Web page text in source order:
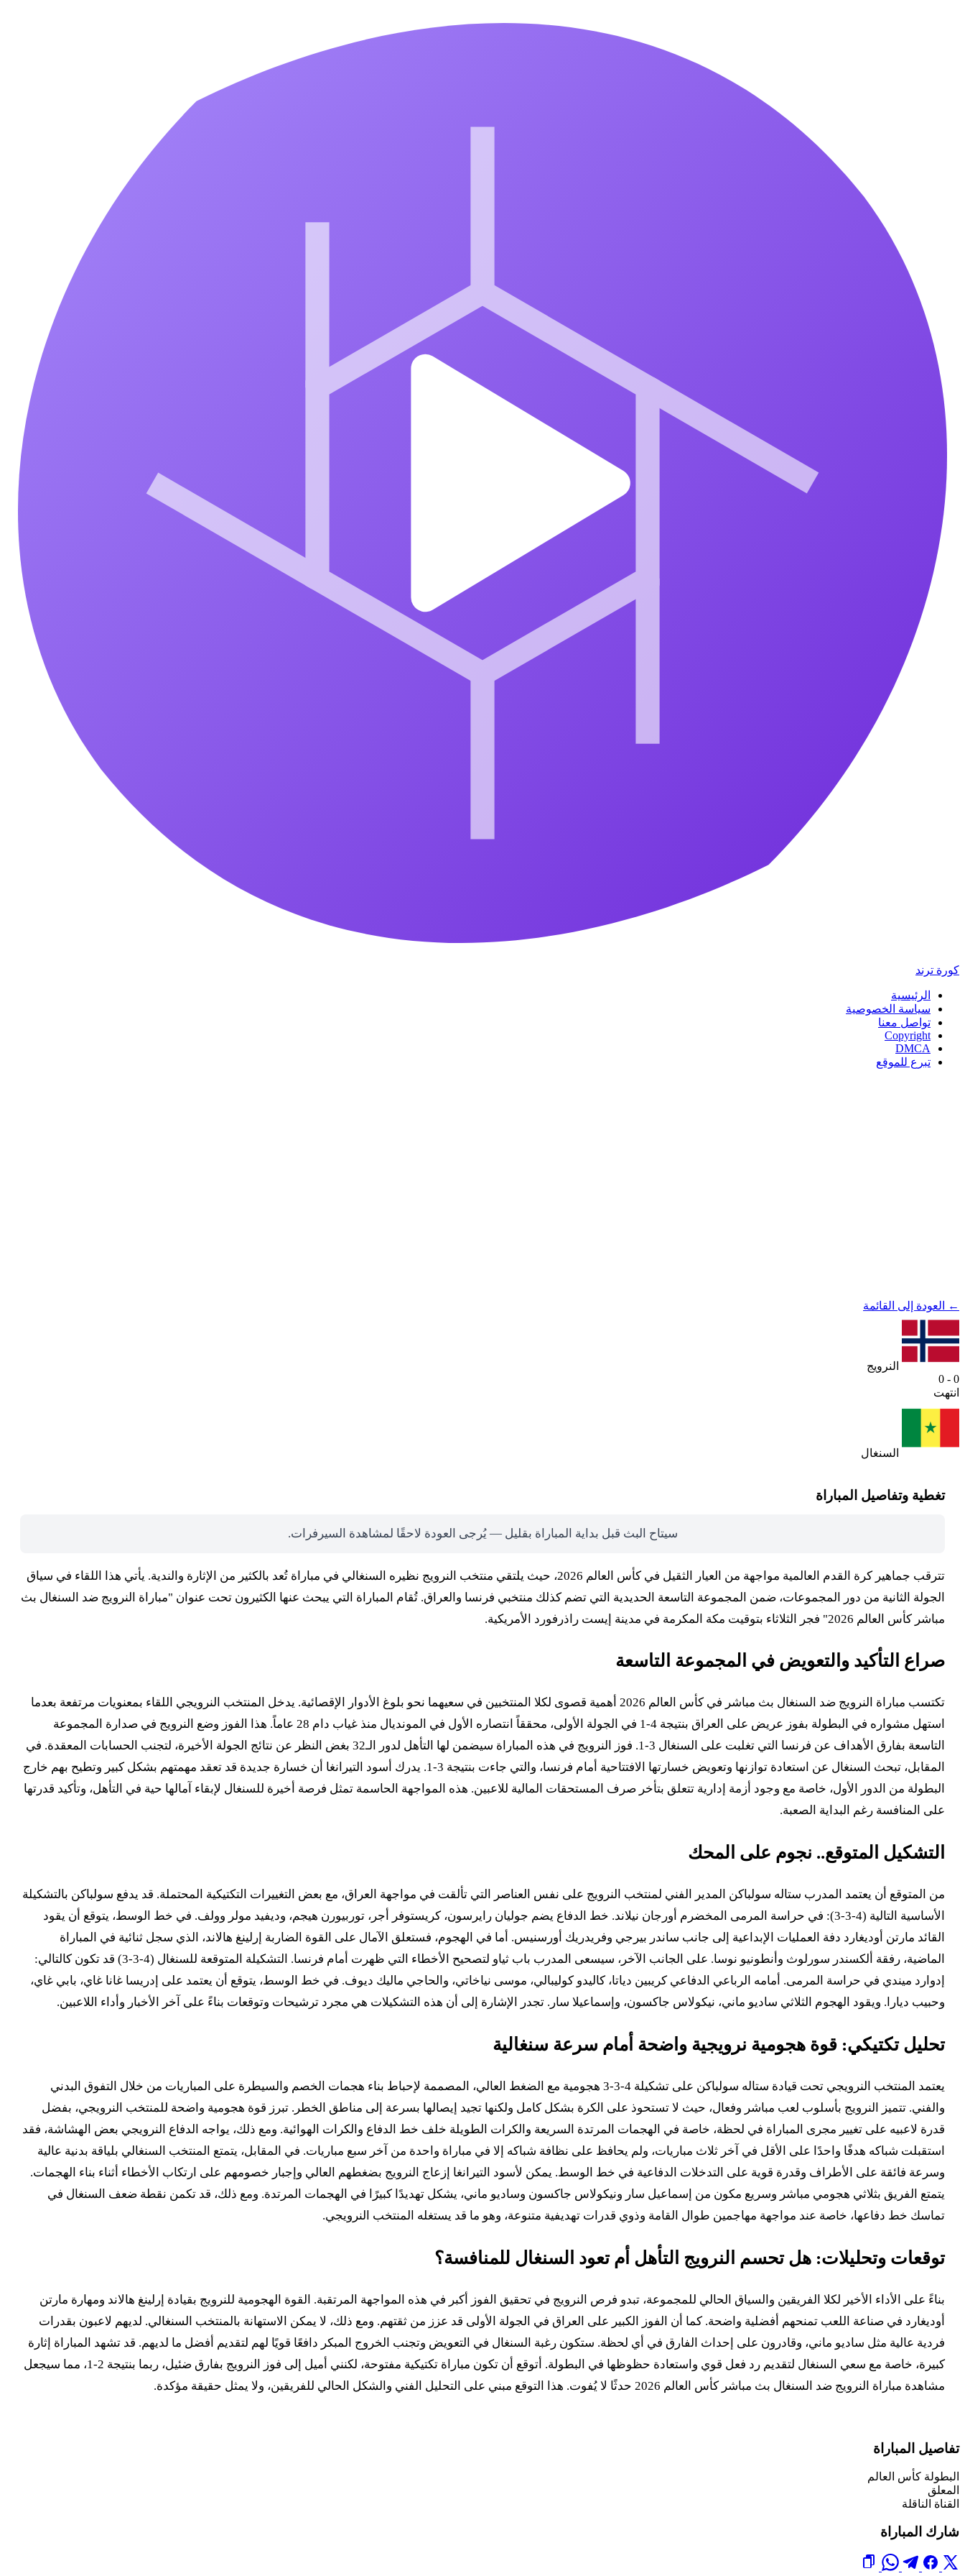
كورة ترند
الرئيسية
سياسة الخصوصية
تواصل معنا
Copyright
DMCA
تبرع للموقع
← العودة إلى القائمة
النرويج
0 - 0
انتهت
السنغال
تغطية وتفاصيل المباراة
سيتاح البث قبل بداية المباراة بقليل — يُرجى العودة لاحقًا لمشاهدة السيرفرات.
تترقب جماهير كرة القدم العالمية مواجهة من العيار الثقيل في كأس العالم 2026، حيث يلتقي منتخب النرويج نظيره السنغالي في مباراة تُعد بالكثير من الإثارة والندية. يأتي هذا اللقاء في سياق
الجولة الثانية من دور المجموعات، ضمن المجموعة التاسعة الحديدية التي تضم كذلك منتخبي فرنسا والعراق. تُقام المباراة التي يبحث عنها الكثيرون تحت عنوان "مباراة النرويج ضد السنغال بث
مباشر كأس العالم 2026" فجر الثلاثاء بتوقيت مكة المكرمة في مدينة إيست راذرفورد الأمريكية.
صراع التأكيد والتعويض في المجموعة التاسعة
تكتسب مباراة النرويج ضد السنغال بث مباشر في كأس العالم 2026 أهمية قصوى لكلا المنتخبين في سعيهما نحو بلوغ الأدوار الإقصائية. يدخل المنتخب النرويجي اللقاء بمعنويات مرتفعة بعدما
استهل مشواره في البطولة بفوز عريض على العراق بنتيجة 4-1 في الجولة الأولى، محققاً انتصاره الأول في المونديال منذ غياب دام 28 عاماً. هذا الفوز وضع النرويج في صدارة المجموعة
التاسعة بفارق الأهداف عن فرنسا التي تغلبت على السنغال 3-1. فوز النرويج في هذه المباراة سيضمن لها التأهل لدور الـ32 بغض النظر عن نتائج الجولة الأخيرة، لتجنب الحسابات المعقدة. في
المقابل، تبحث السنغال عن استعادة توازنها وتعويض خسارتها الافتتاحية أمام فرنسا، والتي جاءت بنتيجة 3-1. يدرك أسود التيرانغا أن خسارة جديدة قد تعقد مهمتهم بشكل كبير وتطيح بهم خارج
البطولة من الدور الأول، خاصة مع وجود أزمة إدارية تتعلق بتأخر صرف المستحقات المالية للاعبين. هذه المواجهة الحاسمة تمثل فرصة أخيرة للسنغال لإبقاء آمالها حية في التأهل، وتأكيد قدرتها
على المنافسة رغم البداية الصعبة.
التشكيل المتوقع.. نجوم على المحك
من المتوقع أن يعتمد المدرب ستاله سولباكن المدير الفني لمنتخب النرويج على نفس العناصر التي تألقت في مواجهة العراق، مع بعض التغييرات التكتيكية المحتملة. قد يدفع سولباكن بالتشكيلة
الأساسية التالية (4-3-3): في حراسة المرمى المخضرم أورجان نيلاند. خط الدفاع يضم جوليان رايرسون، كريستوفر أجر، توربيورن هيجم، وديفيد مولر وولف. في خط الوسط، يتوقع أن يقود
القائد مارتن أوديغارد دفة العمليات الإبداعية إلى جانب ساندر بيرجي وفريدريك أورسنيس. أما في الهجوم، فستعلق الآمال على القوة الضاربة إرلينغ هالاند، الذي سجل ثنائية في المباراة
الماضية، رفقة ألكسندر سورلوث وأنطونيو نوسا. على الجانب الآخر، سيسعى المدرب باب ثياو لتصحيح الأخطاء التي ظهرت أمام فرنسا. التشكيلة المتوقعة للسنغال (4-3-3) قد تكون كالتالي:
إدوارد ميندي في حراسة المرمى. أمامه الرباعي الدفاعي كريبين دياتا، كاليدو كوليبالي، موسى نياخاتي، والحاجي ماليك ديوف. في خط الوسط، يتوقع أن يعتمد على إدريسا غانا غاي، بابي غاي،
وحبيب ديارا. ويقود الهجوم الثلاثي ساديو ماني، نيكولاس جاكسون، وإسماعيلا سار. تجدر الإشارة إلى أن هذه التشكيلات هي مجرد ترشيحات وتوقعات بناءً على آخر الأخبار وأداء اللاعبين.
تحليل تكتيكي: قوة هجومية نرويجية واضحة أمام سرعة سنغالية
يعتمد المنتخب النرويجي تحت قيادة ستاله سولباكن على تشكيلة 4-3-3 هجومية مع الضغط العالي، المصممة لإحباط بناء هجمات الخصم والسيطرة على المباريات من خلال التفوق البدني
والفني. تتميز النرويج بأسلوب لعب مباشر وفعال، حيث لا تستحوذ على الكرة بشكل كامل ولكنها تجيد إيصالها بسرعة إلى مناطق الخطر. تبرز قوة هجومية واضحة للمنتخب النرويجي، بفضل
قدرة لاعبيه على تغيير مجرى المباراة في لحظة، خاصة في الهجمات المرتدة السريعة والكرات الطويلة خلف خط الدفاع والكرات الهوائية. ومع ذلك، يواجه الدفاع النرويجي بعض الهشاشة، فقد
استقبلت شباكه هدفًا واحدًا على الأقل في آخر ثلاث مباريات، ولم يحافظ على نظافة شباكه إلا في مباراة واحدة من آخر سبع مباريات. في المقابل، يتمتع المنتخب السنغالي بلياقة بدنية عالية
وسرعة فائقة على الأطراف وقدرة قوية على التدخلات الدفاعية في خط الوسط. يمكن لأسود التيرانغا إزعاج النرويج بضغطهم العالي وإجبار خصومهم على ارتكاب الأخطاء أثناء بناء الهجمات.
يتمتع الفريق بثلاثي هجومي مباشر وسريع مكون من إسماعيل سار ونيكولاس جاكسون وساديو ماني، يشكل تهديدًا كبيرًا في الهجمات المرتدة. ومع ذلك، قد تكمن نقطة ضعف السنغال في
تماسك خط دفاعها، خاصة عند مواجهة مهاجمين طوال القامة وذوي قدرات تهديفية متنوعة، وهو ما قد يستغله المنتخب النرويجي.
توقعات وتحليلات: هل تحسم النرويج التأهل أم تعود السنغال للمنافسة؟
بناءً على الأداء الأخير لكلا الفريقين والسياق الحالي للمجموعة، تبدو فرص النرويج في تحقيق الفوز أكبر في هذه المواجهة المرتقبة. القوة الهجومية للنرويج بقيادة إرلينغ هالاند ومهارة مارتن
أوديغارد في صناعة اللعب تمنحهم أفضلية واضحة. كما أن الفوز الكبير على العراق في الجولة الأولى قد عزز من ثقتهم. ومع ذلك، لا يمكن الاستهانة بالمنتخب السنغالي. لديهم لاعبون بقدرات
فردية عالية مثل ساديو ماني، وقادرون على إحداث الفارق في أي لحظة. ستكون رغبة السنغال في التعويض وتجنب الخروج المبكر دافعًا قويًا لهم لتقديم أفضل ما لديهم. قد تشهد المباراة إثارة
كبيرة، خاصة مع سعي السنغال لتقديم رد فعل قوي واستعادة حظوظها في البطولة. أتوقع أن تكون مباراة تكتيكية مفتوحة، لكنني أميل إلى فوز النرويج بفارق ضئيل، ربما بنتيجة 2-1، مما سيجعل
مشاهدة مباراة النرويج ضد السنغال بث مباشر كأس العالم 2026 حدثًا لا يُفوت. هذا التوقع مبني على التحليل الفني والشكل الحالي للفريقين، ولا يمثل حقيقة مؤكدة.
تفاصيل المباراة
البطولة كأس العالم
المعلق
القناة الناقلة
شارك المباراة